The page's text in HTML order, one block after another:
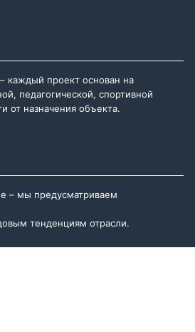
каждый проект основан на
педагогической, спортивной
от назначения объекта.
– мы предусматриваем
тенденциям отрасли.